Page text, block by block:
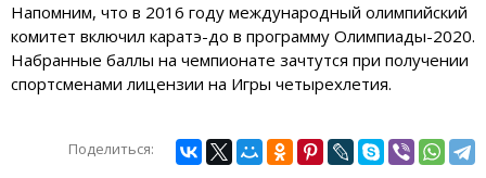
Напомним, что в 2016 году международный олимпийский
комитет включил каратэ-до в программу Олимпиады-2020.
Набранные баллы на чемпионате зачтутся при получении
спортсменами лицензии на Игры четырехлетия.
Поделиться: